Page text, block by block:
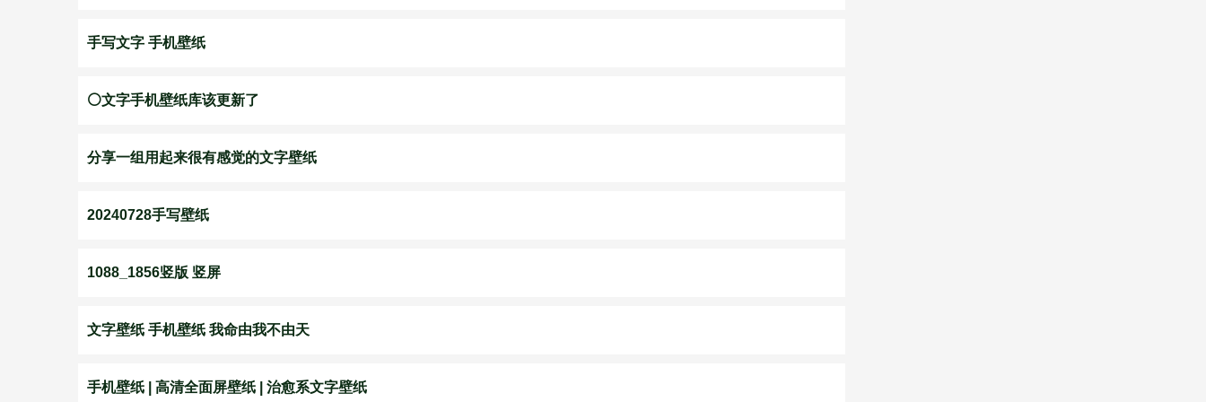
手写文字 手机壁纸
⚪️文字手机壁纸库该更新了
分享一组用起来很有感觉的文字壁纸
20240728手写壁纸
1088_1856竖版 竖屏
文字壁纸 手机壁纸 我命由我不由天
手机壁纸 | 高清全面屏壁纸 | 治愈系文字壁纸